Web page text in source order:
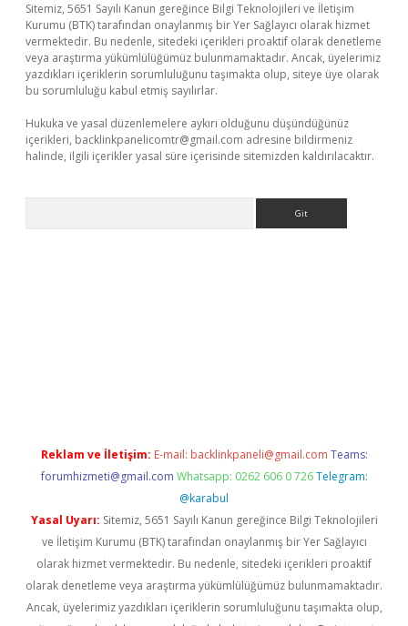
Sitemiz, 5651 Sayılı Kanun gereğince Bilgi Teknolojileri ve İletişim
Kurumu (BTK) tarafından onaylanmış bir Yer Sağlayıcı olarak hizmet
vermektedir. Bu nedenle, sitedeki içerikleri proaktif olarak denetleme
veya araştırma yükümlülüğümüz bulunmamaktadır. Ancak, üyelerimiz
yazdıkları içeriklerin sorumluluğunu taşımakta olup, siteye üye olarak
bu sorumluluğu kabul etmiş sayılırlar.
Hukuka ve yasal düzenlemelere aykırı olduğunu düşündüğünüz
içerikleri, backlinkpanelicomtr@gmail.com adresine bildirmeniz
halinde, ilgili içerikler yasal süre içerisinde sitemizden kaldırılacaktır.
Reklam ve İletişim: E-mail: backlinkpaneli@gmail.com Teams:
forumhizmeti@gmail.com Whatsapp: 0262 606 0 726 Telegram:
@karabul
Yasal Uyarı: Sitemiz, 5651 Sayılı Kanun gereğince Bilgi Teknolojileri
ve İletişim Kurumu (BTK) tarafından onaylanmış bir Yer Sağlayıcı
olarak hizmet vermektedir. Bu nedenle, sitedeki içerikleri proaktif
olarak denetleme veya araştırma yükümlülüğümüz bulunmamaktadır.
Ancak, üyelerimiz yazdıkları içeriklerin sorumluluğunu taşımakta olup,